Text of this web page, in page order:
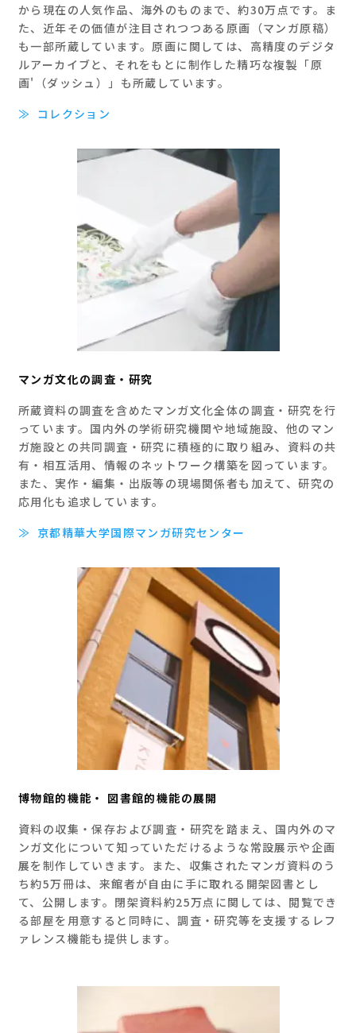
から現在の人気作品、海外のものまで、約30万点です。ま
た、近年その価値が注目されつつある原画（マンガ原稿）
も一部所蔵しています。原画に関しては、高精度のデジタ
ルアーカイブと、それをもとに制作した精巧な複製「原
画'（ダッシュ）」も所蔵しています。
≫ コレクション
マンガ文化の調査・研究
所蔵資料の調査を含めたマンガ文化全体の調査・研究を行
っています。国内外の学術研究機関や地域施設、他のマン
ガ施設との共同調査・研究に積極的に取り組み、資料の共
有・相互活用、情報のネットワーク構築を図っています。
また、実作・編集・出版等の現場関係者も加えて、研究の
応用化も追求しています。
≫ 京都精華大学国際マンガ研究センター
博物館的機能・ 図書館的機能の展開
資料の収集・保存および調査・研究を踏まえ、国内外のマ
ンガ文化について知っていただけるような常設展示や企画
展を制作していきます。また、収集されたマンガ資料のう
ち約5万冊は、来館者が自由に手に取れる開架図書とし
て、公開します。閉架資料約25万点に関しては、閲覧でき
る部屋を用意すると同時に、調査・研究等を支援するレフ
ァレンス機能も提供します。